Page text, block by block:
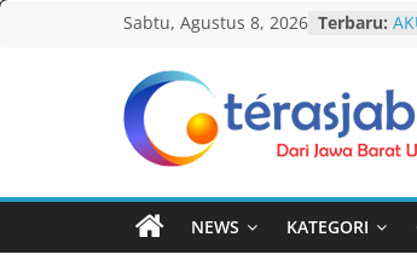
Skip
Sabtu, Agustus 8, 2026 Terbaru:
Teras
Jabar
NEWS KATEGORI